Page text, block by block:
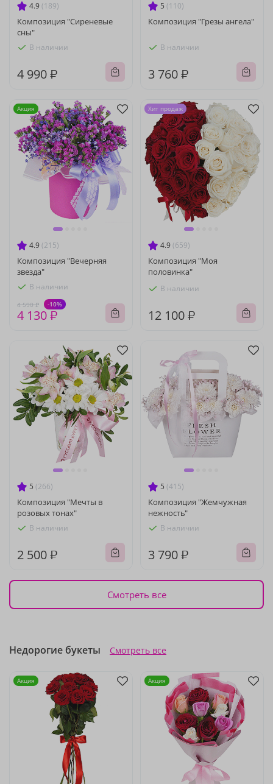
4.9 (189)
Композиция "Сиреневые
сны"
В наличии
4 990 ₽
5 (110)
Композиция "Грезы ангела"
В наличии
3 760 ₽
4.9 (215)
Композиция "Вечерняя
звезда"
В наличии
4 590 ₽ -10%
4 130 ₽
Акция
4.9 (659)
Композиция "Моя
половинка"
В наличии
12 100 ₽
Хит продаж
5 (266)
Композиция "Мечты в
розовых тонах"
В наличии
2 500 ₽
5 (415)
Композиция "Жемчужная
нежность"
В наличии
3 790 ₽
Смотреть все
Недорогие букеты Смотреть все
Акция Акция